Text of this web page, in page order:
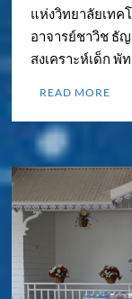
แห่งวิทยาลัยเทค
อาจารย์ชาวิช ธั
สงเคราะห์เด็ก พั
READ MORE